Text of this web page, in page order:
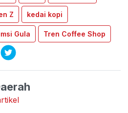
Z kedai kopi
Gula Tren Coffee Shop